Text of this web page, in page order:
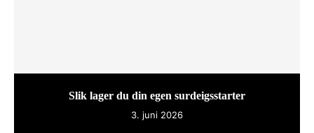
Slik lager du din egen surdeigsstarter
3. juni 2026